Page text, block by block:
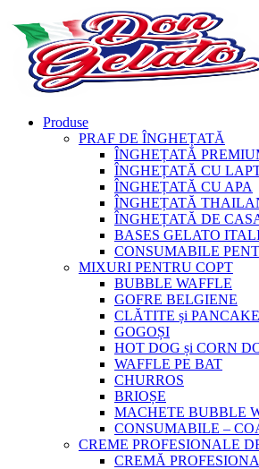
Produse
PRAF DE ÎNGHEȚATĂ
ÎNGHEȚATĂ
ÎNGHEȚATĂ CU
ÎNGHEȚATĂ CU APA
ÎNGHEȚATĂ
ÎNGHEȚATĂ DE
BASES GELATO
CONSUMABILE
MIXURI PENTRU COPT
BUBBLE WAFFLE
GOFRE BELGIENE
CLĂTITE și PANCAKE
GOGOȘI
HOT DOG și CORN
WAFFLE PE BAT
CHURROS
BRIOȘE
MACHETE BUBBLE
CONSUMABILE –
CREME PROFESIONALE
CREMĂ